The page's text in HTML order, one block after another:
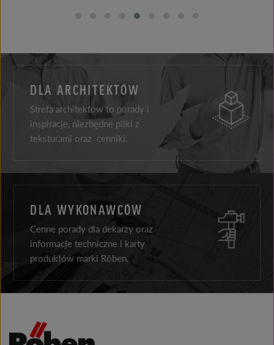
DLA ARCHITEKTÓW
Strefa architektów to porady i
inspiracje, niezbędne pliki z
teksturami oraz cenniki.
DLA WYKONAWCÓW
Cenne porady dla dekarzy oraz
informacje techniczne i karty
produktów marki Röben.